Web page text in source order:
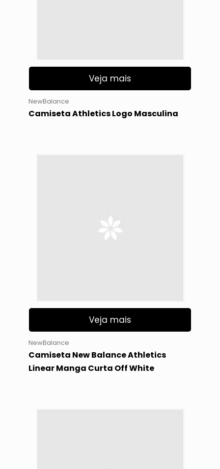
Veja mais
NewBalance
Camiseta Athletics Logo Masculina
Veja mais
NewBalance
Camiseta New Balance Athletics
Linear Manga Curta Off White